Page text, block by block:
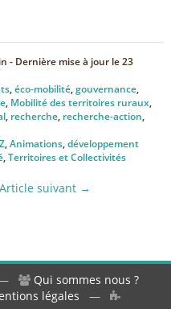
- Dernière mise à jour le23
,éco-mobilité,gouvernance,
, Mobilité des territoires ruraux,
, recherche, recherche-action,
,Animations,développement
,Territoires et Collectivités
Article suivant →
Qui sommes nous ?
légales —